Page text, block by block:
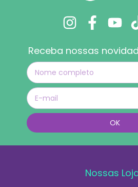
Receba nossas
Nossas